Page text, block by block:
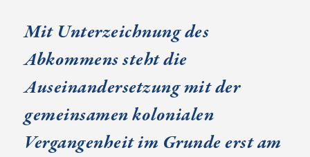
Mit Unterzeichnung des
Abkommens steht die
Auseinandersetzung mit der
gemeinsamen kolonialen
Vergangenheit im Grunde erst am